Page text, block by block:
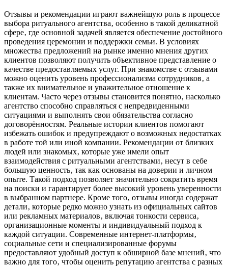
Отзывы и рекомендации играют важнейшую роль в процессе
выбора ритуального агентства‚ особенно в такой деликатной
сфере‚ где основной задачей является обеспечение достойного
проведения церемонии и поддержки семьи. В условиях
множества предложений на рынке именно мнения других
клиентов позволяют получить объективное представление о
качестве предоставляемых услуг. При знакомстве с отзывами
можно оценить уровень профессионализма сотрудников‚ а
также их внимательное и уважительное отношение к
клиентам. Часто через отзывы становится понятно‚ насколько
агентство способно справляться с непредвиденными
ситуациями и выполнять свои обязательства согласно
договорённостям. Реальные истории клиентов помогают
избежать ошибок и предупреждают о возможных недостатках
в работе той или иной компании. Рекомендации от близких
людей или знакомых‚ которые уже имели опыт
взаимодействия с ритуальными агентствами‚ несут в себе
большую ценность‚ так как основаны на доверии и личном
опыте. Такой подход позволяет значительно сократить время
на поиски и гарантирует более высокий уровень уверенности
в выбранном партнере. Кроме того‚ отзывы иногда содержат
детали‚ которые редко можно узнать из официальных сайтов
или рекламных материалов‚ включая тонкости сервиса‚
организационные моменты и индивидуальный подход к
каждой ситуации. Современные интернет-платформы‚
социальные сети и специализированные форумы
предоставляют удобный доступ к обширной базе мнений‚ что
важно для того‚ чтобы оценить репутацию агентства с разных